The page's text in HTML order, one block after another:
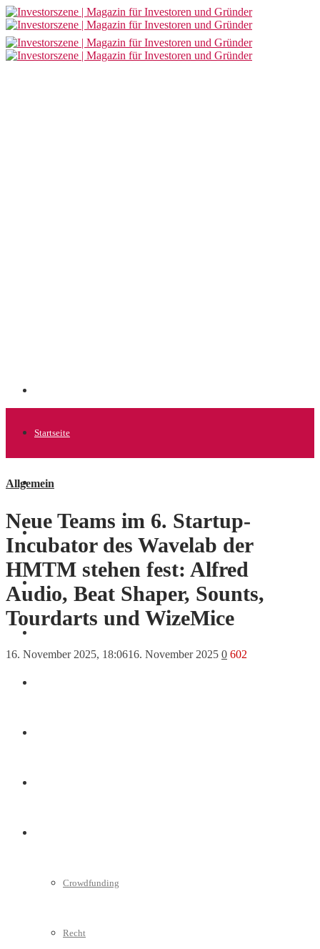
Startseite
Allgemein
News
Crowdfunding
Recht
Allgemein
Neue Teams im 6. Startup-
Incubator des Wavelab der
HMTM stehen fest: Alfred
Audio, Beat Shaper, Sounts,
Tourdarts und WizeMice
16. November 2025, 18:0616. November 2025 0 602